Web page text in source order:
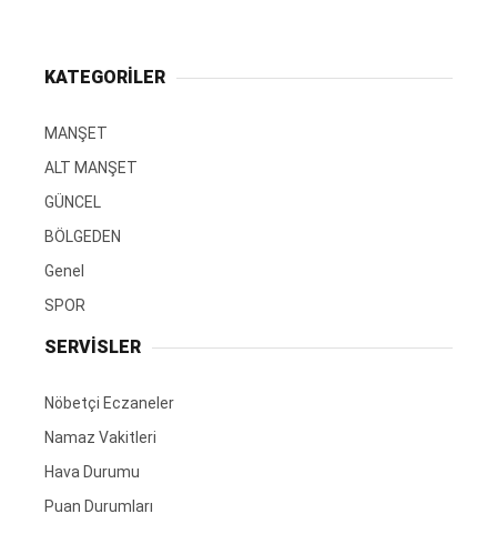
KATEGORİLER
MANŞET
ALT MANŞET
GÜNCEL
BÖLGEDEN
Genel
SPOR
SERVİSLER
Nöbetçi Eczaneler
Namaz Vakitleri
Hava Durumu
Puan Durumları